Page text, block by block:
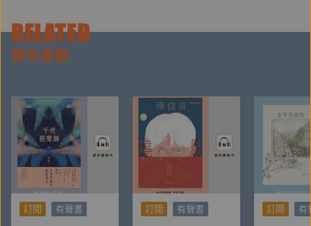
各界名人強力推薦──
【作家、企業講師、行銷顧問】鄭緯筌、【作家、丹鳳
高中圖書館主任】宋怡慧、【《開箱臺灣史》作者】吳
宜蓉、【臨床心理師】洪仲清、【作家】許菁芳、【人
性銷售、領導專家】梁櫰之、【公民教師、《思辨》作
者】黃益中、【《內在原力》系列作者、TMBA共同創
辦人】愛瑞克、【閱讀人社群主編】鄭俊德、【認知神
經科學／腦科學家、《大腦簡史》作者】謝伯讓、【諮
RELATED
猜你喜歡
訂閱 有聲書 訂閱 有聲書 訂閱 有